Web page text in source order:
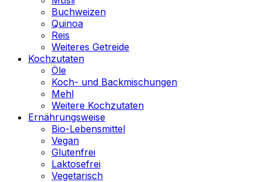
Buchweizen
Quinoa
Reis
Weiteres Getreide
Kochzutaten
Öle
Koch- und Backmischungen
Mehl
Weitere Kochzutaten
Ernährungsweise
Bio-Lebensmittel
Vegan
Glutenfrei
Laktosefrei
Vegetarisch